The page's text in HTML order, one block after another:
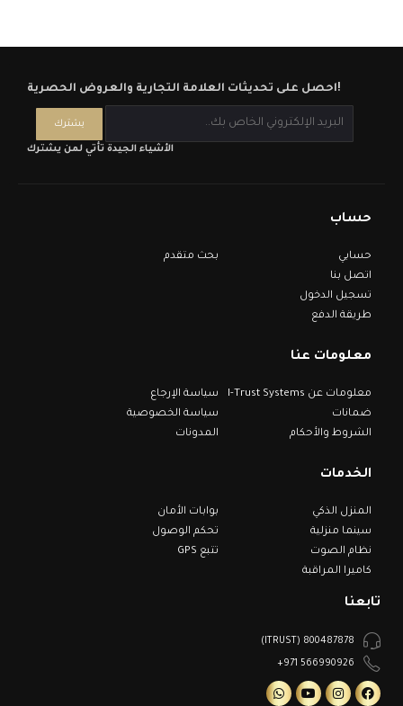
احصل على تحديثات العلامة التجارية والعروض الحصرية!
الأشياء الجيدة تأتي لمن يشترك
حساب
حسابي
اتصل بنا
تسجيل الدخول
طريقة الدفع
بحث متقدم
معلومات عنا
معلومات عن I-Trust Systems
ضمانات
الشروط والأحكام
سياسة الإرجاع
سياسة الخصوصية
المدونات
الخدمات
المنزل الذكي
سينما منزلية
نظام الصوت
كاميرا المراقبة
بوابات الأمان
تحكم الوصول
تتبع GPS
تابعنا
800487878 (ITRUST)
566990926 971+